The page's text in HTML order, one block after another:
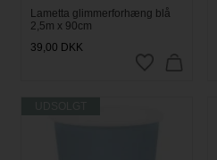
Lametta glimmerforhæng blå
2,5m x 90cm
39,00 DKK